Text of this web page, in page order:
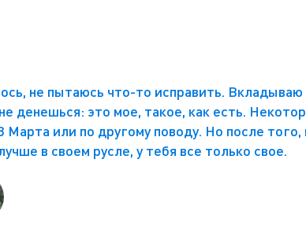
не пытаюсь что-то исправить. Вкладываю
денешься: это мое, такое, как есть.
или по другому поводу. Но после того,
в своем русле, у тебя все только свое.